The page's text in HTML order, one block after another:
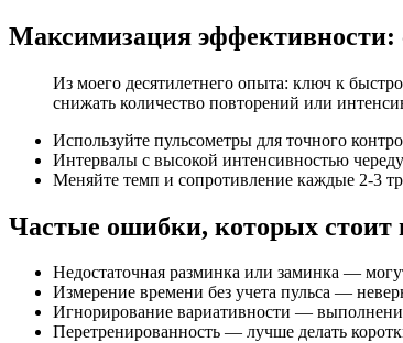
Максимизация эффективности:
Из моего десятилетнего опыта: ключ к
снижать количество повторений или
Используйте пульсометры для точного
Интервалы с высокой интенсивностью
Меняйте темп и сопротивление каждые 2-3
Частые ошибки, которых стоит
Недостаточная разминка или заминка —
Измерение времени без учета пульса —
Игнорирование вариативности —
Перетренированность — лучше делать